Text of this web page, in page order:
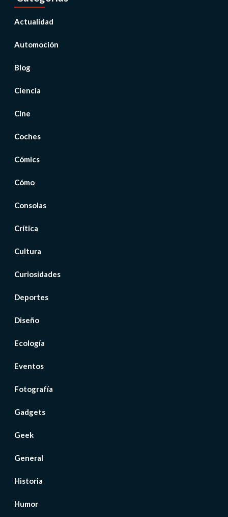
Actualidad
Automoción
Blog
Ciencia
Cine
Coches
Cómics
Cómo
Consolas
Crítica
Cultura
Curiosidades
Deportes
Diseño
Ecología
Eventos
Fotografía
Gadgets
Geek
General
Historia
Humor